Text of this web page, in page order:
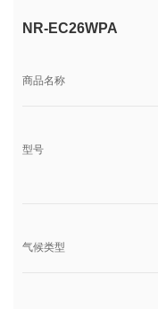
NR-EC26WPA
商品名称
型号
气候类型